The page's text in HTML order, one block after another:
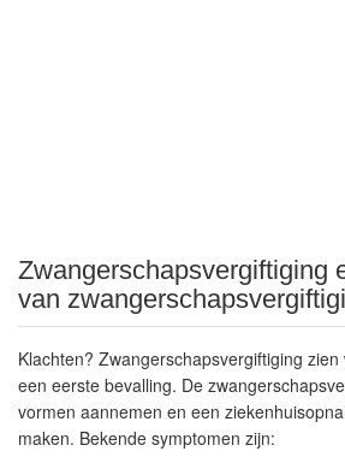
Zwangerschapsvergiftiging
van
Klachten? Zwangerschapsvergiftiging
een eerste bevalling. De
vormen aannemen en een
maken. Bekende symptomen zijn: